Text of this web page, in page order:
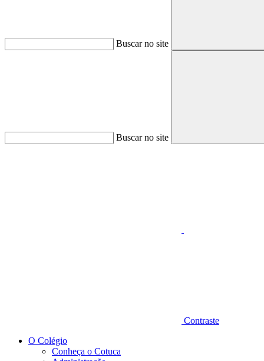
Buscar no site
Buscar no site
Contraste
O Colégio
Conheça o Cotuca